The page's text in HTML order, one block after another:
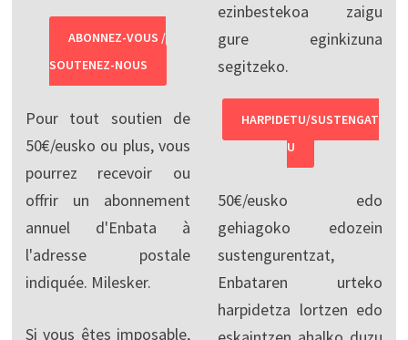
ABONNEZ-VOUS /
SOUTENEZ-NOUS
Pour tout soutien de
50€/eusko ou plus, vous
pourrez recevoir ou
offrir un abonnement
annuel d'Enbata à
l'adresse postale
indiquée. Milesker.
Si vous êtes imposable,
ezinbestekoa zaigu
gure eginkizuna
segitzeko.
HARPIDETU/SUSTENGAT
U
50€/eusko edo
gehiagoko edozein
sustengurentzat,
Enbataren urteko
harpidetza lortzen edo